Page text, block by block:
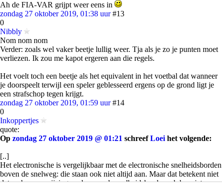
Ah de FIA-VAR grijpt weer eens in
zondag 27 oktober 2019, 01:38 uur #13
0
Nibbly
Nom nom nom
Verder: zoals wel vaker beetje lullig weer. Tja als je zo je punten moet
verliezen. Ik zou me kapot ergeren aan die regels.
Het voelt toch een beetje als het equivalent in het voetbal dat wanneer
je doorspeelt terwijl een speler geblesseerd ergens op de grond ligt je
een strafschop tegen krijgt.
zondag 27 oktober 2019, 01:59 uur #14
0
Inkoppertjes
quote:
Op zondag 27 oktober 2019 @ 01:21 schreefLoei het volgende:
[..]
Het electronische is vergelijkbaar met de electronische snelheidsborden
boven de snelweg: die staan ook niet altijd aan. Maar dat betekent niet
dat andere aanwijzingen als normale snelheidsborden, al dan niet